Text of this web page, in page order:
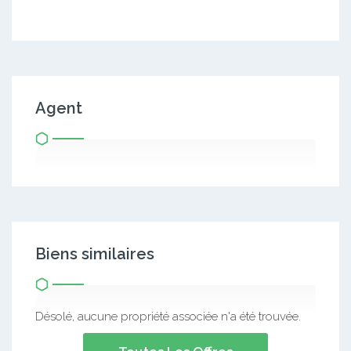
Agent
Biens similaires
Désolé, aucune propriété associée n'a été trouvée.